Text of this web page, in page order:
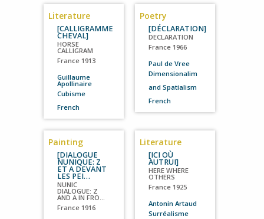
Literature
[CALLIGRAMME
CHEVAL]
HORSE
CALLIGRAM
France1913
Guillaume
Apollinaire
Cubisme
French
Poetry
[DÉCLARATION]
DECLARATION
France 1966
Paul de Vree
Dimensionalim
and Spatialism
French
Painting
[DIALOGUE
NUNIQUE: Z
ET A DEVANT
LES PEI…
NUNIC
DIALOGUE: Z
AND A IN FRO…
France1916
Literature
[ICI OÙ
AUTRUI]
HERE WHERE
OTHERS
France 1925
Antonin Artaud
Surréalisme